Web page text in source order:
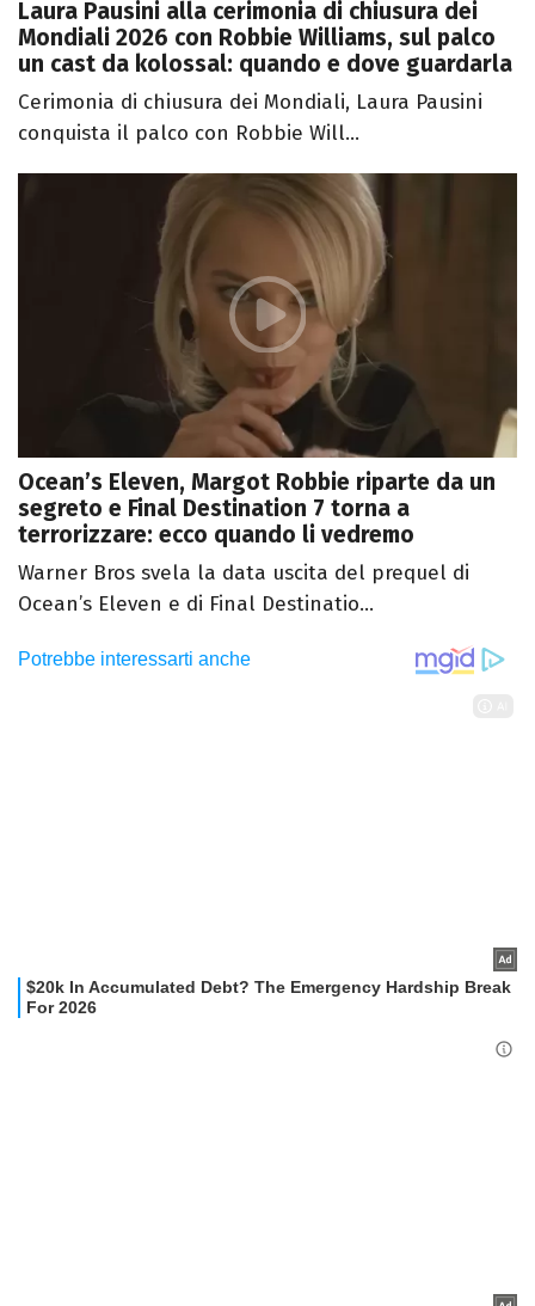
Laura Pausini alla cerimonia di chiusura dei
Mondiali 2026 con Robbie Williams, sul palco
un cast da kolossal: quando e dove guardarla
Cerimonia di chiusura dei Mondiali, Laura Pausini
conquista il palco con Robbie Will...
Ocean’s Eleven, Margot Robbie riparte da un
segreto e Final Destination 7 torna a
terrorizzare: ecco quando li vedremo
Warner Bros svela la data uscita del prequel di
Ocean’s Eleven e di Final Destinatio...